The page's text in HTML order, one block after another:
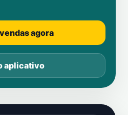
agora
aplicativo